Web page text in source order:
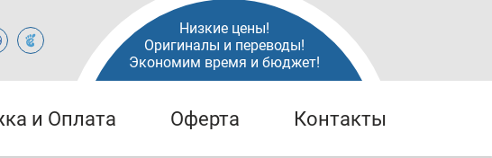
Низкие цены!
Оригиналы и переводы!
Экономим время и бюджет!
и Оплата Оферта Контакты